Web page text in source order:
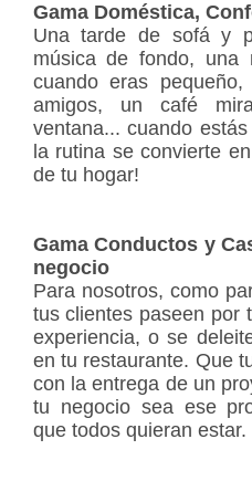
Gama Doméstica,
Una tarde de sofá y
música de fondo, una
cuando eras
amigos, un café
ventana... cuando
la rutina se convierte
de tu hogar!
Gama Conductos y
negocio
Para nosotros, como
tus clientes paseen por
experiencia, o se
en tu restaurante. Que
con la entrega de un
tu negocio sea ese
que todos quieran estar.